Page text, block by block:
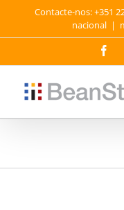
content
Contacte-nos: +351
nacional |